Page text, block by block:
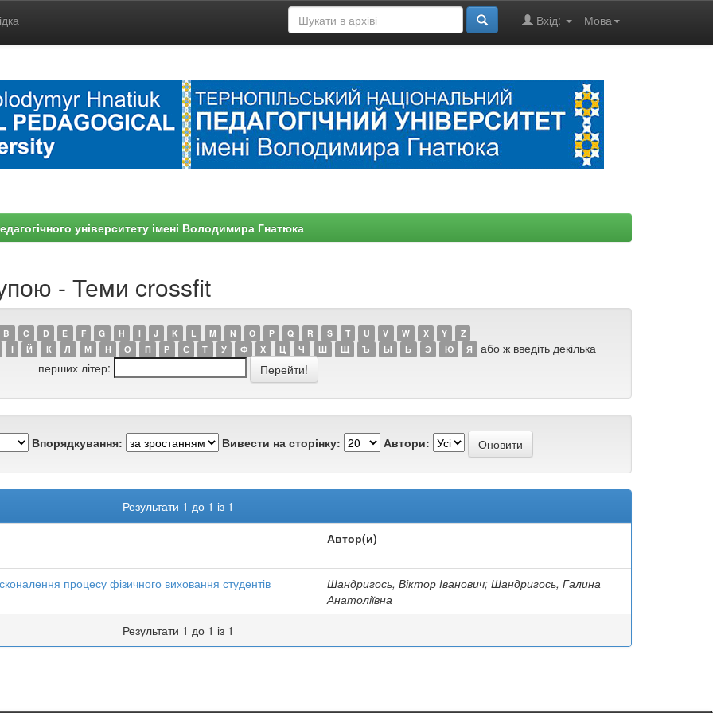
Мова
Вхід:
університету імені Володимира Гнатюка
- Теми crossfit
B C D E F G H I J K L M N O P Q R S T U V W X Y
Z
Ї Й К Л М Н О П Р С Т У Ф Х Ц Ч Ш Щ Ъ Ы Ь Э Ю Я
або ж введіть декілька
перших літер:
Впорядкування: Вивести на сторінку: Автори:
Результати 1 до 1 із 1
Автор(и)
процесу фізичного виховання студентів
Шандригось, Віктор Іванович; Шандригось, Галина
Анатоліївна
Результати 1 до 1 із 1